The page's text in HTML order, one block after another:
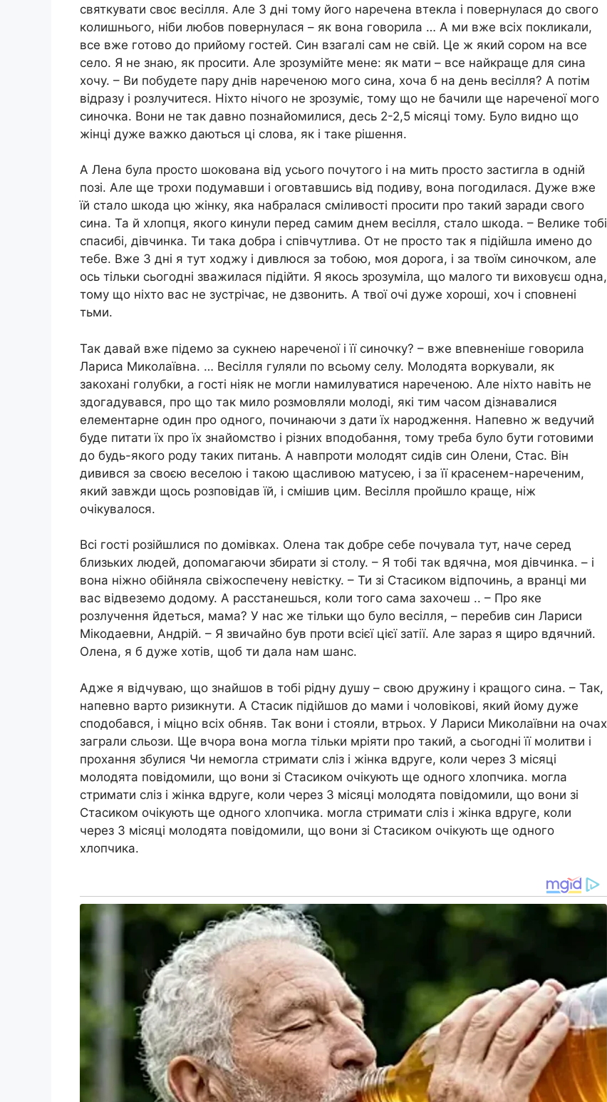
святкувати своє весілля. Але 3 дні тому його наречена втекла і повернулася до свого
колишнього, ніби любов повернулася – як вона говорила … А ми вже всіх покликали,
все вже готово до прийому гостей. Син взагалі сам не свій. Це ж який сором на все
село. Я не знаю, як просити. Але зрозумійте мене: як мати – все найкраще для сина
хочу. – Ви побудете пару днів нареченою мого сина, хоча б на день весілля? А потім
відразу і розлучитеся. Ніхто нічого не зрозуміє, тому що не бачили ще нареченої мого
синочка. Вони не так давно познайомилися, десь 2-2,5 місяці тому. Було видно що
жінці дуже важко даються ці слова, як і таке рішення.
А Лена була просто шокована від усього почутого і на мить просто застигла в одній
позі. Але ще трохи подумавши і оговтавшись від подиву, вона погодилася. Дуже вже
їй стало шкода цю жінку, яка набралася сміливості просити про такий заради свого
сина. Та й хлопця, якого кинули перед самим днем весілля, стало шкода. – Велике тобі
спасибі, дівчинка. Ти така добра і співчутлива. От не просто так я підійшла имено до
тебе. Вже 3 дні я тут ходжу і дивлюся за тобою, моя дорога, і за твоїм синочком, але
ось тільки сьогодні зважилася підійти. Я якось зрозуміла, що малого ти виховуєш одна,
тому що ніхто вас не зустрічає, не дзвонить. А твої очі дуже хороші, хоч і сповнені
тьми.
Так давай вже підемо за сукнею нареченої і її синочку? – вже впевненіше говорила
Лариса Миколаївна. … Весілля гуляли по всьому селу. Молодята воркували, як
закохані голубки, а гості ніяк не могли намилуватися нареченою. Але ніхто навіть не
здогадувався, про що так мило розмовляли молоді, які тим часом дізнавалися
елементарне один про одного, починаючи з дати їх народження. Напевно ж ведучий
буде питати їх про їх знайомство і різних вподобання, тому треба було бути готовими
до будь-якого роду таких питань. А навпроти молодят сидів син Олени, Стас. Він
дивився за своєю веселою і такою щасливою матусею, і за її красенем-нареченим,
який завжди щось розповідав їй, і смішив цим. Весілля пройшло краще, ніж
очікувалося.
Всі гості розійшлися по домівках. Олена так добре себе почувала тут, наче серед
близьких людей, допомагаючи збирати зі столу. – Я тобі так вдячна, моя дівчинка. – і
вона ніжно обійняла свіжоспечену невістку. – Ти зі Стасиком відпочинь, а вранці ми
вас відвеземо додому. А расстанешься, коли того сама захочеш .. – Про яке
розлучення йдеться, мама? У нас же тільки що було весілля, – перебив син Лариси
Мікодаевни, Андрій. – Я звичайно був проти всієї цієї затії. Але зараз я щиро вдячний.
Олена, я б дуже хотів, щоб ти дала нам шанс.
Адже я відчуваю, що знайшов в тобі рідну душу – свою дружину і кращого сина. – Так,
напевно варто ризикнути. А Стасик підійшов до мами і чоловікові, який йому дуже
сподобався, і міцно всіх обняв. Так вони і стояли, втрьох. У Лариси Миколаївни на очах
заграли сльози. Ще вчора вона могла тільки мріяти про такий, а сьогодні її молитви і
прохання збулися Чи немогла стримати сліз і жінка вдруге, коли через 3 місяці
молодята повідомили, що вони зі Стасиком очікують ще одного хлопчика. могла
стримати сліз і жінка вдруге, коли через 3 місяці молодята повідомили, що вони зі
Стасиком очікують ще одного хлопчика. могла стримати сліз і жінка вдруге, коли
через 3 місяці молодята повідомили, що вони зі Стасиком очікують ще одного
хлопчика.